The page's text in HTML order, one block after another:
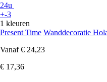
24u
+-3
1 kleuren
Present Time Wanddecoratie
Vanaf € 24,23
€ 17,36